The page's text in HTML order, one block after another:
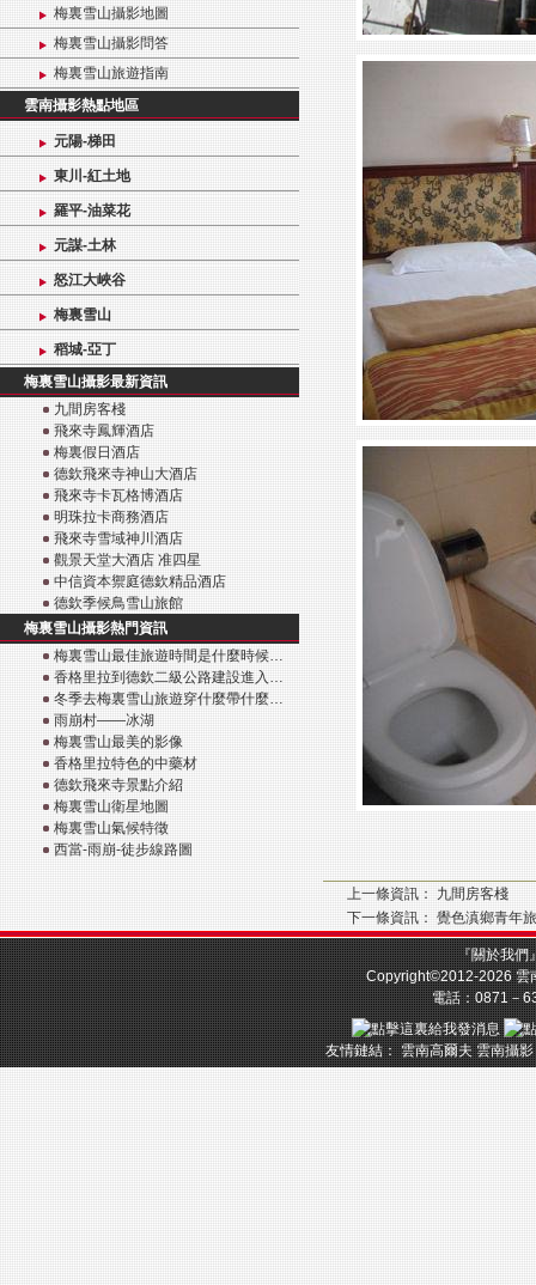
梅裏雪山攝影地圖
梅裏雪山攝影問答
梅裏雪山旅遊指南
雲南攝影熱點地區
元陽-梯田
東川-紅土地
羅平-油菜花
元謀-土林
怒江大峽谷
梅裏雪山
稻城-亞丁
梅裏雪山攝影最新資訊
九間房客棧
飛來寺鳳輝酒店
梅裏假日酒店
德欽飛來寺神山大酒店
飛來寺卡瓦格博酒店
明珠拉卡商務酒店
飛來寺雪域神川酒店
觀景天堂大酒店 准四星
中信資本禦庭德欽精品酒店
德欽季候鳥雪山旅館
梅裏雪山攝影熱門資訊
梅裏雪山最佳旅遊時間是什麼時候…
香格里拉到德欽二級公路建設進入…
冬季去梅裏雪山旅遊穿什麼帶什麼…
雨崩村——冰湖
梅裏雪山最美的影像
香格里拉特色的中藥材
德欽飛來寺景點介紹
梅裏雪山衛星地圖
梅裏雪山氣候特徵
西當-雨崩-徒步線路圖
上一條資訊： 九間房客棧
下一條資訊： 覺色滇鄉青年
『關於我們
Copyright©2012-2026雲
電話：0871－
友情鏈結：雲南高爾夫 雲南攝影